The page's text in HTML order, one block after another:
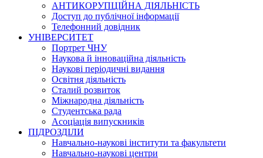
АНТИКОРУПЦІЙНА ДІЯЛЬНІСТЬ
Доступ до публічної інформації
Телефонний довідник
УНІВЕРСИТЕТ
Портрет ЧНУ
Наукова й інноваційна діяльність
Наукові періодичні видання
Освітня діяльність
Сталий розвиток
Міжнародна діяльність
Студентська рада
Асоціація випускників
ПІДРОЗДІЛИ
Навчально-наукові інститути та факультети
Навчально-наукові центри